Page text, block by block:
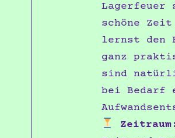
Lagerfeuer
schöne
lernst den
ganz
sind
bei Bedarf
Zeitraum